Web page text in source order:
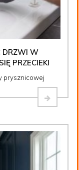
DRZWI W
PRZECIEKI
prysznicowej